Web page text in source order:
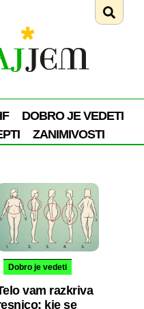
DOBRO JE VEDETI
ZANIMIVOSTI
Dobro je vedeti
vam razkriva
kje se